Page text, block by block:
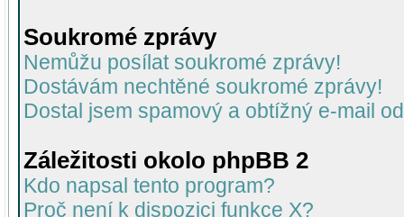
Soukromé zprávy
Nemůžu posílat soukromé zprávy!
Dostávám nechtěné soukromé zprávy!
Dostal jsem spamový a obtížný e-mail
Záležitosti okolo phpBB 2
Kdo napsal tento program?
Proč není k dispozici funkce X?